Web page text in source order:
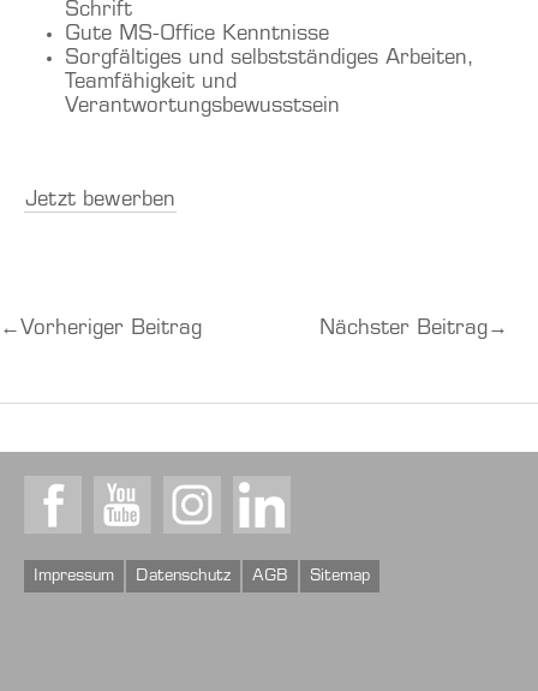
Schrift
Gute MS-Office Kenntnisse
Sorgfältiges und selbstständiges Arbeiten,
Teamfähigkeit und
Verantwortungsbewusstsein
Jetzt bewerben
← Vorheriger Beitrag Nächster Beitrag→
Impressum Datenschutz AGB Sitemap